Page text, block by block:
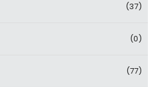
(37)
(0)
(77)